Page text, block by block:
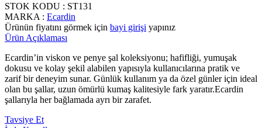
STOK KODU : ST131
MARKA : Ecardin
Ürünün fiyatını görmek için bayi girişi yapınız
Ürün Açıklaması
Ecardin’in viskon ve penye şal koleksiyonu; hafifliği, yumuşak
dokusu ve kolay şekil alabilen yapısıyla kullanıcılarına pratik ve
zarif bir deneyim sunar. Günlük kullanım ya da özel günler için ideal
olan bu şallar, uzun ömürlü kumaş kalitesiyle fark yaratır.Ecardin
şallarıyla her bağlamada ayrı bir zarafet.
Tavsiye Et